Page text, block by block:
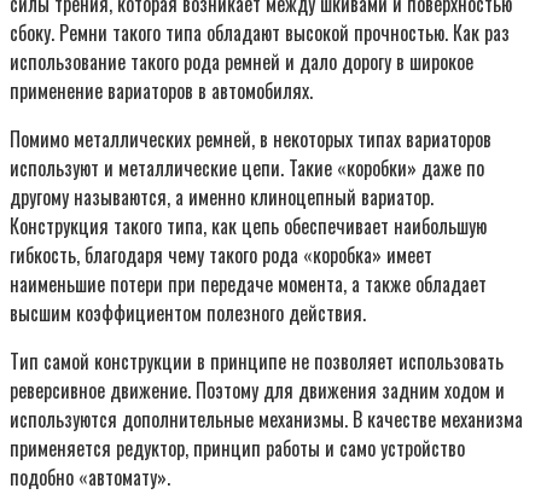
сбоку. Ремни такого типа обладают высокой прочностью. Как раз
использование такого рода ремней и дало дорогу в широкое
применение вариаторов в автомобилях.
Помимо металлических ремней, в некоторых типах вариаторов
используют и металлические цепи. Такие «коробки» даже по
другому называются, а именно клиноцепный вариатор.
Конструкция такого типа, как цепь обеспечивает наибольшую
гибкость, благодаря чему такого рода «коробка» имеет
наименьшие потери при передаче момента, а также обладает
высшим коэффициентом полезного действия.
Тип самой конструкции в принципе не позволяет использовать
реверсивное движение. Поэтому для движения задним ходом и
используются дополнительные механизмы. В качестве механизма
применяется редуктор, принцип работы и само устройство
подобно «автомату».